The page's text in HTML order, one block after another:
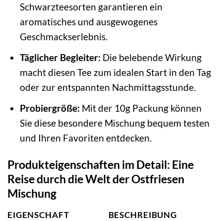
Schwarzteesorten garantieren ein
aromatisches und ausgewogenes
Geschmackserlebnis.
Täglicher Begleiter: Die belebende Wirkung
macht diesen Tee zum idealen Start in den Tag
oder zur entspannten Nachmittagsstunde.
Probiergröße: Mit der 10g Packung können
Sie diese besondere Mischung bequem testen
und Ihren Favoriten entdecken.
Produkteigenschaften im Detail: Eine
Reise durch die Welt der Ostfriesen
Mischung
EIGENSCHAFT BESCHREIBUNG